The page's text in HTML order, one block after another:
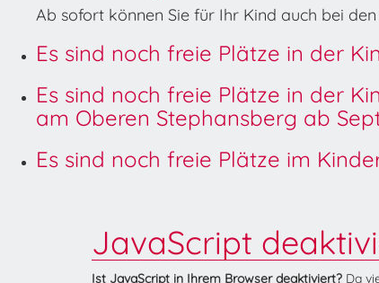
Ab sofort können Sie für Ihr Kind auch bei
Es sind noch freie Plätze in der
Es sind noch freie Plätze in der
am Oberen Stephansberg ab
Es sind noch freie Plätze im
JavaScript
Ist JavaScript in Ihrem Browser deaktiviert? Da